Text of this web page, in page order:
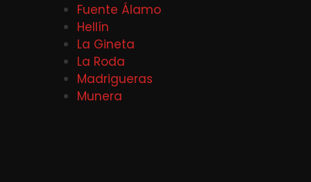
Fuente Álamo
Hellín
La Gineta
La Roda
Madrigueras
Munera